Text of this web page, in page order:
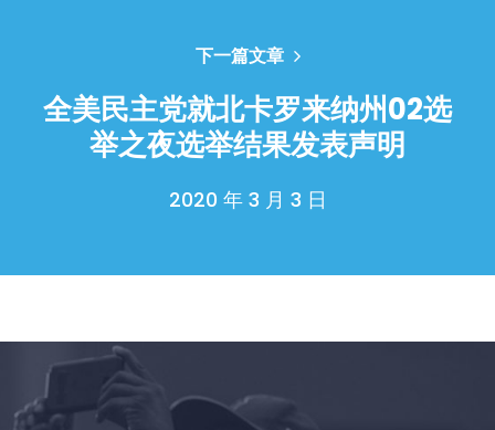
首页
Shop
新闻
下一篇文章
全美民主党就北卡罗来纳州02选
举之夜选举结果发表声明
2020 年 3 月 3 日